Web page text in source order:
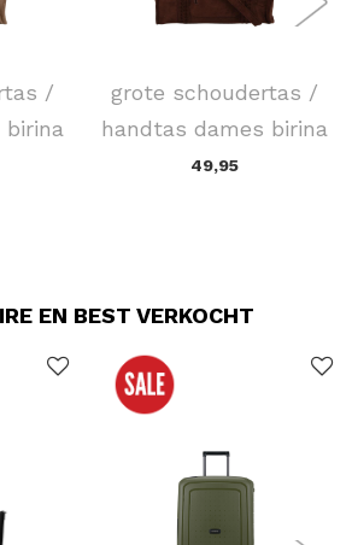
/
birina
grote schoudertas /
handtas dames birina
49,95
EN BEST VERKOCHT